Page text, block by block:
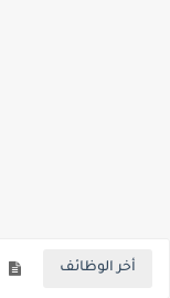
أخر الوظائف